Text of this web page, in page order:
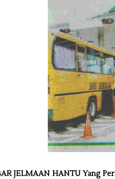
JELMAAN HANTU Yang